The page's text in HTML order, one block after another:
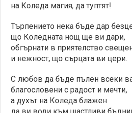
на Коледа магия, да туптят!
Търпението нека бъде дар
що Коледната нощ ще ви дари,
обгърнати в приятелство
и нежност, що сърцата ви цери.
С любов да бъде пълен всеки
благословени с радост и мечти,
а духът на Коледа блажен